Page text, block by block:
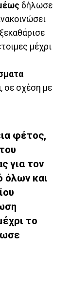
δήλωσε
μέχρι
σε σχέση με
φέτος,
για τον
όλων και
το